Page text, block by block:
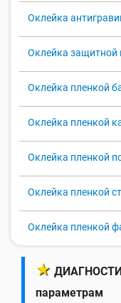
Оклейка
Оклейка защитной
Оклейка пленкой
Оклейка пленкой
Оклейка пленкой
Оклейка пленкой
Оклейка пленкой
★
параметрам